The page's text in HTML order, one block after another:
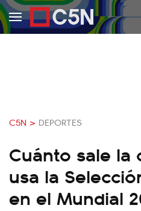
C5N > DEPORTES
Cuánto sale la
usa la
en el Mundial